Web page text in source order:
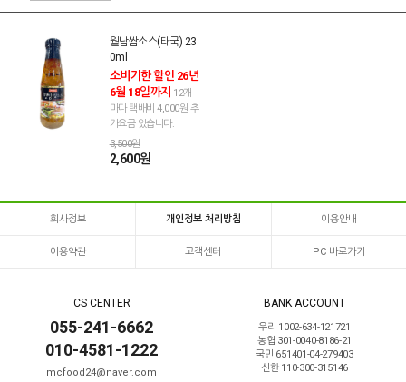
월남쌈소스(태국) 23
0ml
소비기한 할인 26년
6월 18일까지 12개
마다 택배비 4,000원 추
가요금 있습니다.
3,500원
2,600원
회사정보 개인정보 처리방침 이용안내
이용약관 고객센터 PC 바로가기
CS CENTER
055-241-6662
010-4581-1222
mcfood24@naver.com
BANK ACCOUNT
우리 1002-634-121721
농협 301-0040-8186-21
국민 651401-04-279403
신한 110-300-315146